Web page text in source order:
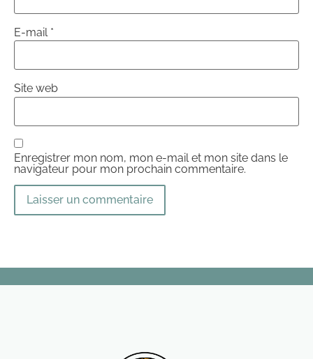
E-mail *
Site web
Enregistrer mon nom, mon e-mail et mon site dans le
navigateur pour mon prochain commentaire.